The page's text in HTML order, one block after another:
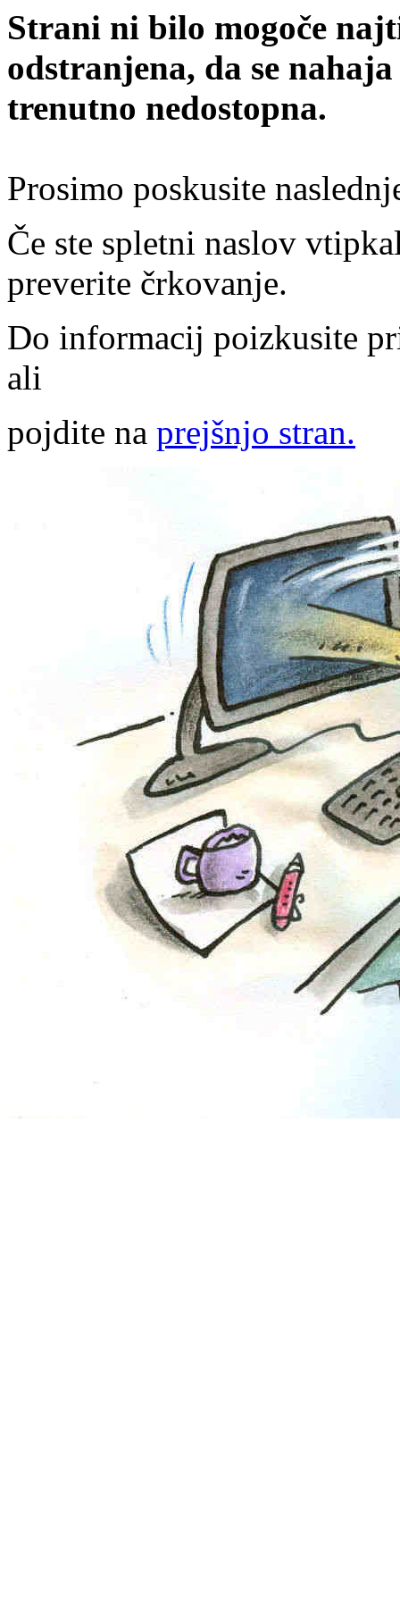
Strani ni bilo mogoče
odstranjena, da se
trenutno nedostopna.
Prosimo poskusite
Če ste spletni naslov
preverite črkovanje.
Do informacij poizkusite
ali
pojdite na prejšnjo stran.